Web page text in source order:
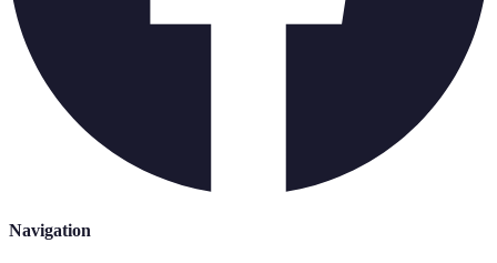
Navigation